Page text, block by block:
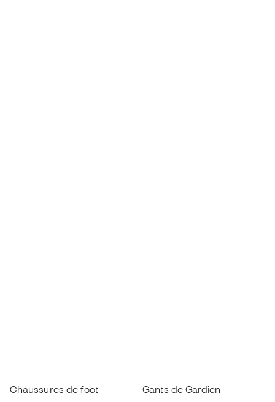
Chaussures de foot
Gants de Gardien